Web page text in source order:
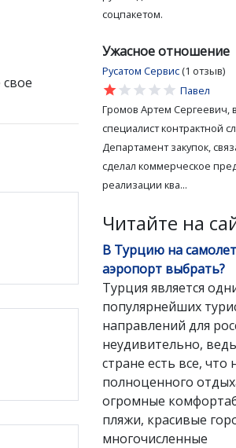
свое
соцпакетом.
Ужасное отношение
Русатом Сервис (1 отзыв)
star
star
star
star
star
Павел
Громов Артем Сергеевич,
специалист контрактной
Департамент закупок,
сделал коммерческое
реализации ква...
Читайте на
В Турцию на
аэропорт выбрать?
Турция является
популярнейших
направлений для
неудивительно,
стране есть все, что
полноценного
огромные
пляжи, красивые
многочисленные